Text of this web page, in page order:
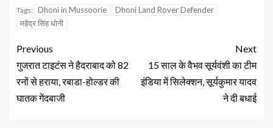
Tags: Dhoni in Mussoorie
Dhoni Land Rover Defender
महेंद्र सिंह धोनी
Previous
गुजरात टाइटंस ने हैदराबाद को 82
रनों से हराया, रबाडा-होल्डर की
घातक गेंदबाजी
Next
15 साल के वैभव सूर्यवंशी का टीम
इंडिया में सिलेक्शन, सूर्यकुमार यादव
ने दी बधाई